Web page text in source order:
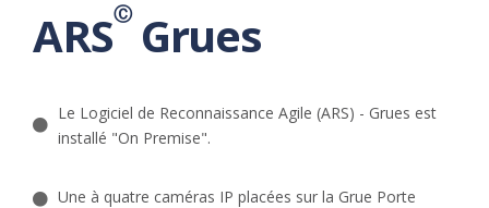
ARSⒸGrues
Le Logiciel de Reconnaissance Agile (ARS) - Grues est
installé "On Premise".
Une à quatre caméras IP placées sur la Grue Porte